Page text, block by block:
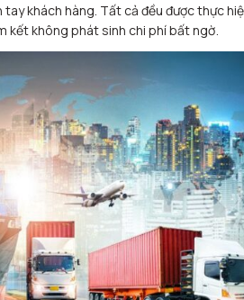
tay khách hàng. Tất cả đều được thực
kết không phát sinh chi phí bất ngờ.